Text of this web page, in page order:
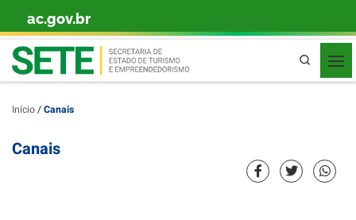
Skip to content
ac.gov.br
Pesquisa
Início/Canais
Canais